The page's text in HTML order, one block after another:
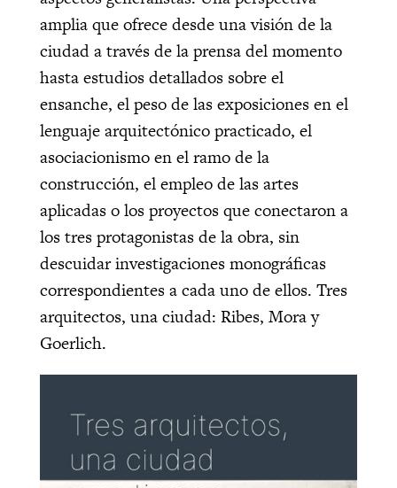
amplia que ofrece desde una visión de la
ciudad a través de la prensa del momento
hasta estudios detallados sobre el
ensanche, el peso de las exposiciones en el
lenguaje arquitectónico practicado, el
asociacionismo en el ramo de la
construcción, el empleo de las artes
aplicadas o los proyectos que conectaron a
los tres protagonistas de la obra, sin
descuidar investigaciones monográficas
correspondientes a cada uno de ellos. Tres
arquitectos, una ciudad: Ribes, Mora y
Goerlich.